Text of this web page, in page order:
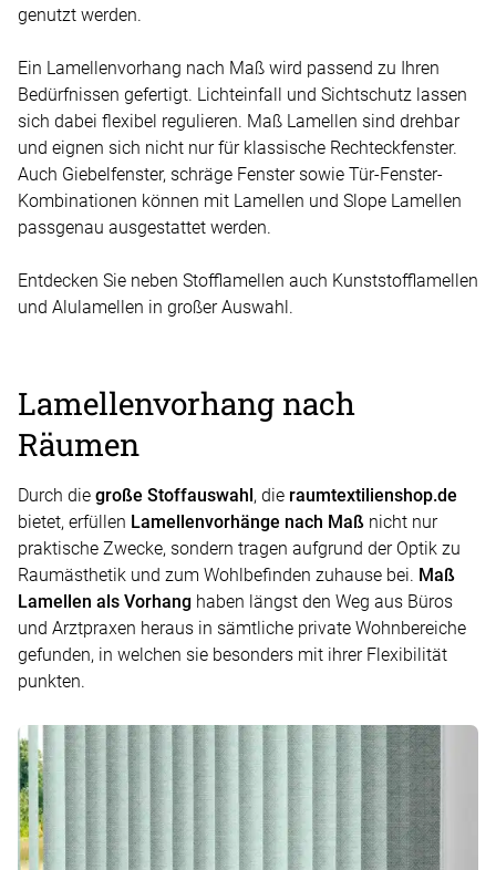
genutzt werden.
Ein Lamellenvorhang nach Maß wird passend zu Ihren
Bedürfnissen gefertigt. Lichteinfall und Sichtschutz lassen
sich dabei flexibel regulieren. Maß Lamellen sind drehbar
und eignen sich nicht nur für klassische Rechteckfenster.
Auch Giebelfenster, schräge Fenster sowie Tür-Fenster-
Kombinationen können mit Lamellen und Slope Lamellen
passgenau ausgestattet werden.
Entdecken Sie neben Stofflamellen auch Kunststofflamellen
und Alulamellen in großer Auswahl.
Lamellenvorhang nach
Räumen
Durch die große Stoffauswahl, die raumtextilienshop.de
bietet, erfüllen Lamellenvorhänge nach Maß nicht nur
praktische Zwecke, sondern tragen aufgrund der Optik zu
Raumästhetik und zum Wohlbefinden zuhause bei. Maß
Lamellen als Vorhang haben längst den Weg aus Büros
und Arztpraxen heraus in sämtliche private Wohnbereiche
gefunden, in welchen sie besonders mit ihrer Flexibilität
punkten.